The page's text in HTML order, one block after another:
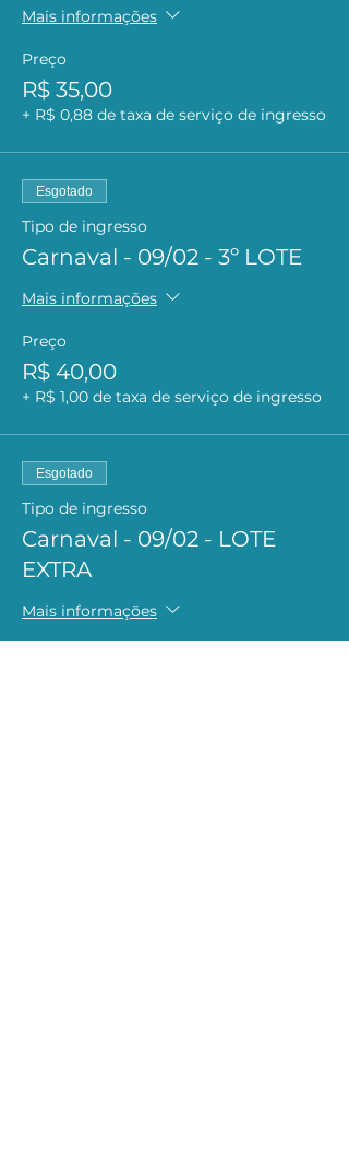
Mais informações
Preço
R$ 35,00
+ R$ 0,88 de taxa de serviço de ingresso
Esgotado
Tipo de ingresso
Carnaval - 09/02 - 3º LOTE
Mais informações
Preço
R$ 40,00
+ R$ 1,00 de taxa de serviço de ingresso
Esgotado
Tipo de ingresso
Carnaval - 09/02 - LOTE
EXTRA
Mais informações